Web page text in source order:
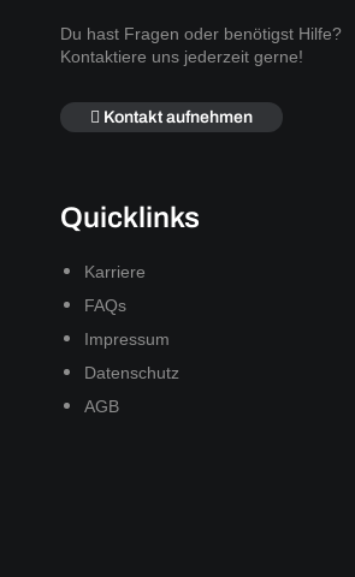
Du hast Fragen oder benötigst Hilfe?
Kontaktiere uns jederzeit gerne!
Kontakt aufnehmen
Quicklinks
Karriere
FAQs
Impressum
Datenschutz
AGB